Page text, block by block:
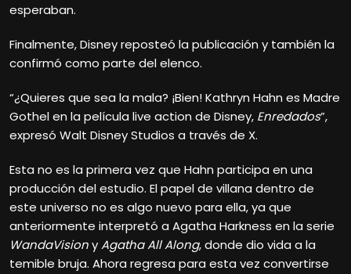
esperaban.
Finalmente, Disney reposteó la publicación y también la
confirmó como parte del elenco.
“¿Quieres que sea la mala? ¡Bien! Kathryn Hahn es Madre
Gothel en la película live action de Disney, Enredados”,
expresó Walt Disney Studios a través de X.
Esta no es la primera vez que Hahn participa en una
producción del estudio. El papel de villana dentro de
este universo no es algo nuevo para ella, ya que
anteriormente interpretó a Agatha Harkness en la serie
WandaVisionyAgatha All Along, donde dio vida a la
temible bruja. Ahora regresa para esta vez convertirse